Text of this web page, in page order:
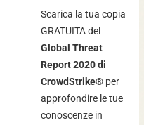
Scarica la tua copia
GRATUITA del
Global Threat
Report 2020 di
CrowdStrike®per
approfondire le tue
conoscenze in